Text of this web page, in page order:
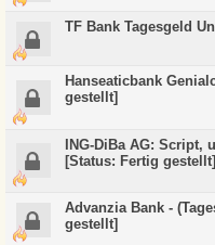
TF Bank Tagesgeld
Hanseaticbank
gestellt]
ING-DiBa AG: Script,
[Status: Fertig gestellt]
Advanzia Bank -
gestellt]